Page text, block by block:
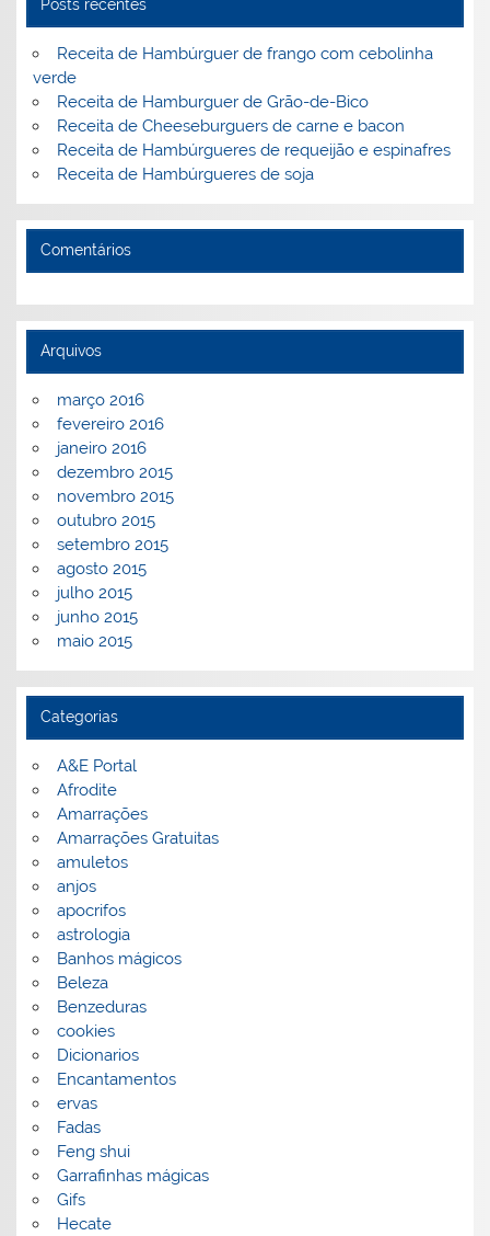
k
l
Posts recentes
Receita de Hambúrguer de frango com cebolinha
verde
Receita de Hamburguer de Grão-de-Bico
Receita de Cheeseburguers de carne e bacon
Receita de Hambúrgueres de requeijão e espinafres
Receita de Hambúrgueres de soja
Comentários
Arquivos
março 2016
fevereiro 2016
janeiro 2016
dezembro 2015
novembro 2015
outubro 2015
setembro 2015
agosto 2015
julho 2015
junho 2015
maio 2015
Categorias
A&E Portal
Afrodite
Amarrações
Amarrações Gratuitas
amuletos
anjos
apocrifos
astrologia
Banhos mágicos
Beleza
Benzeduras
cookies
Dicionarios
Encantamentos
ervas
Fadas
Feng shui
Garrafinhas mágicas
Gifs
Hecate